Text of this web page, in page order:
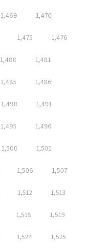
1,469 1,470
1,475 1,476
1,480 1,481
1,485 1,486
1,490 1,491
1,495 1,496
1,500 1,501
1,506 1,507
1,512 1,513
1,518 1,519
1,524 1,525